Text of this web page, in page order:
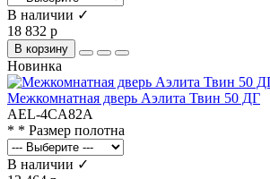
В наличии ✓
18 832 р
В корзину
Новинка
Межкомнатная дверь Аэлита Твин 50 ДГ
AEL-4CA82A
* * Размер полотна
В наличии ✓